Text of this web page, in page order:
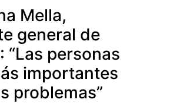
Mella,
general de
“Las personas
importantes
problemas”